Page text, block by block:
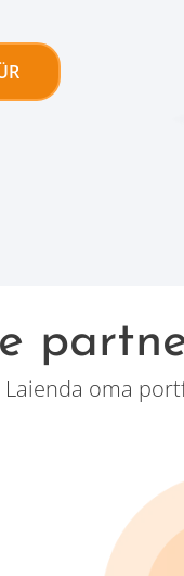
Laienda oma